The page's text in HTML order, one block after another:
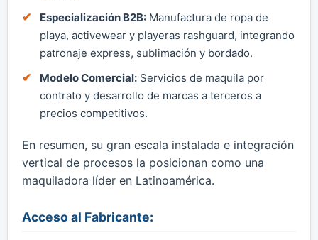
Especialización B2B: Manufactura de ropa de
playa, activewear y playeras rashguard, integrando
patronaje express, sublimación y bordado.
Modelo Comercial: Servicios de maquila por
contrato y desarrollo de marcas a terceros a
precios competitivos.
En resumen, su gran escala instalada e integración
vertical de procesos la posicionan como una
maquiladora líder en Latinoamérica.
Acceso al Fabricante: